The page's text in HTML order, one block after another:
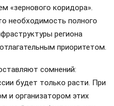
«зернового коридора».
необходимость полного
региона
приоритетом.
сомнений:
будет только расти. При
и организатором этих